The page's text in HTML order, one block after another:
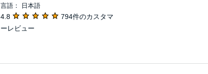
言語： 日本語
4.8
794件のカスタマ
ーレビュー